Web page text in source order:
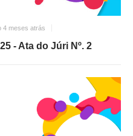
4 meses atrás
- Ata do Júri Nº. 2